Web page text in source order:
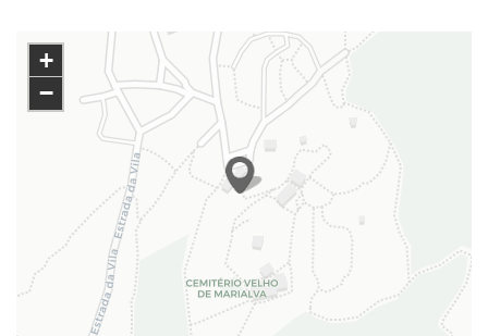
+
−